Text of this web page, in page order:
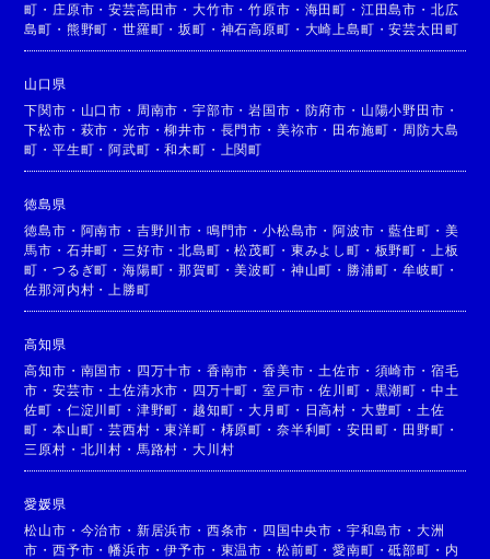
町 ・ 庄原市 ・安芸高田市 ・大竹市 ・竹原市 ・ 海田町 ・ 江田島市 ・ 北広
島町 ・ 熊野町 ・世羅町 ・坂町 ・ 神石高原町 ・ 大崎上島町 ・安芸太田町
山口県
下関市 ・ 山口市 ・ 周南市 ・宇部市 ・岩国市 ・ 防府市 ・ 山陽小野田市 ・
下松市 ・ 萩市 ・光市 ・柳井市 ・ 長門市 ・ 美祢市 ・ 田布施町 ・ 周防大島
町 ・平生町 ・阿武町 ・和木町 ・ 上関町
徳島県
徳島市 ・ 阿南市 ・ 吉野川市 ・ 鳴門市 ・小松島市 ・阿波市 ・藍住町 ・ 美
馬市 ・ 石井町 ・ 三好市 ・北島町 ・松茂町 ・ 東みよし町 ・ 板野町 ・
上板
町 ・つるぎ町 ・海陽町 ・那賀町 ・美波町 ・ 神山町 ・ 勝浦町 ・牟岐町 ・
佐那河内村 ・ 上勝町
高知県
高知市 ・ 南国市 ・ 四万十市 ・ 香南市 ・香美市 ・ 土佐市 ・ 須崎市 ・ 宿毛
市 ・安芸市 ・ 土佐清水市 ・ 四万十町 ・室戸市 ・佐川町 ・ 黒潮町 ・ 中土
佐町 ・ 仁淀川町 ・ 津野町 ・ 越知町 ・大月町 ・ 日高村 ・ 大豊町 ・ 土佐
町 ・本山町 ・芸西村 ・東洋町 ・ 梼原町 ・ 奈半利町 ・ 安田町 ・ 田野町 ・
三原村 ・ 北川村 ・ 馬路村 ・大川村
愛媛県
松山市 ・ 今治市 ・ 新居浜市 ・ 西条市 ・ 四国中央市 ・ 宇和島市 ・ 大洲
市 ・西予市 ・幡浜市 ・伊予市 ・ 東温市 ・ 松前町 ・愛南町 ・砥部町 ・ 内